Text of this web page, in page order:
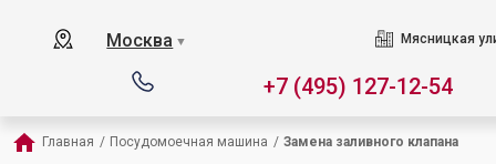
Москва ▼ Мясницкая
+7 (495) 127-12-54
Главная / Посудомоечная машина / Замена заливного клапана